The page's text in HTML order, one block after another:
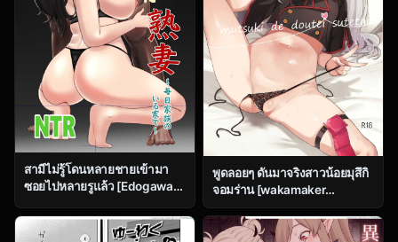
สามีไม่รู้โดนหลายชายเข้ามา
ซอยไปหลายรูแล้ว [Edogawa
by her nephew at a house
with a family every day
พูดลอยๆ ดันมาจริงสาวน้อยมุสึกิ
จอมร่าน [wakamaker
(wakamesan)] mutsuki de
doutei sutetai (Blue Archive)